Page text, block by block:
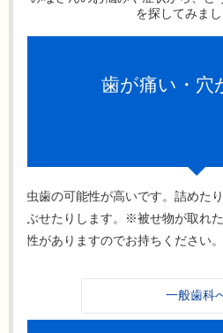
を探してみまし
歯が痛い・穴
虫歯の可能性が高いです。詰めた
ぶせたりします。※被せ物が取れ
性がありますのでお持ちください。
一般歯科